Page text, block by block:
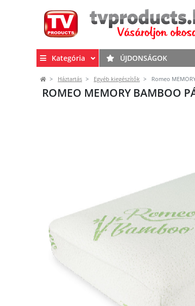
Kategória ÚJDONSÁGOK
Háztartás Egyéb kiegészítők Romeo
ROMEO MEMORY BAMBOO